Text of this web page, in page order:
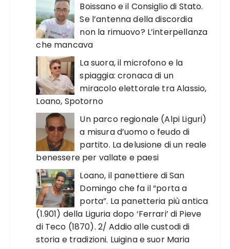
Boissano e il Consiglio di Stato.
Se l’antenna della discordia
non la rimuovo? L’interpellanza
che mancava
La suora, il microfono e la
spiaggia: cronaca di un
miracolo elettorale tra Alassio,
Loano, Spotorno
Un parco regionale (Alpi Liguri)
a misura d’uomo o feudo di
partito. La delusione di un reale
benessere per vallate e paesi
Loano, il panettiere di San
Domingo che fa il “porta a
porta”. La panetteria più antica
(1.901) della Liguria dopo ‘Ferrari’ di Pieve
di Teco (1870). 2/ Addio alle custodi di
storia e tradizioni. Luigina e suor Maria